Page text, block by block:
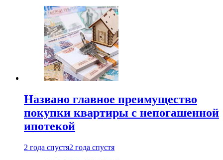
Названо главное преимущество
покупки квартиры с непогашенной
ипотекой
2 года спустя2 года спустя